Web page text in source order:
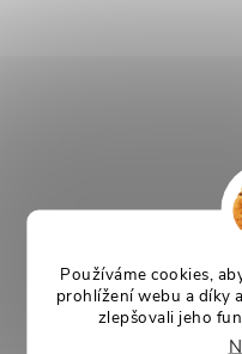
Používáme cookies,
prohlížení webu a díky
zlepšovali jeho